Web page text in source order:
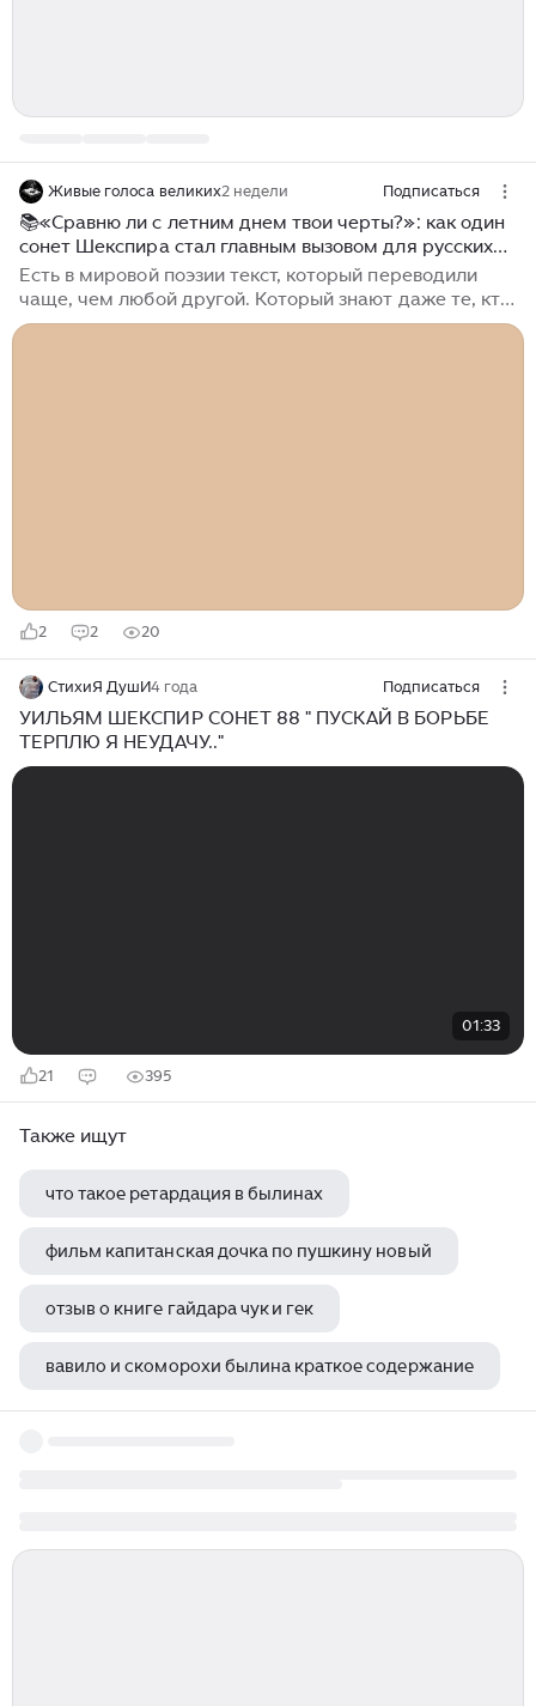
Живые голоса великих2 недели Подписаться
📚«Сравню ли с летним днем твои черты?»: как один
сонет Шекспира стал главным вызовом для русских
поэтов
Есть в мировой поэзии текст, который переводили
чаще, чем любой другой. Который знают даже те, кто
не читал Шекспира. Который стал своеобразным
2 2 20
СтихиЯ ДушИ4 года Подписаться
УИЛЬЯМ ШЕКСПИР СОНЕТ 88 " ПУСКАЙ В БОРЬБЕ
ТЕРПЛЮ Я НЕУДАЧУ.."
01:33
21 395
Также ищут
что такое ретардация в былинах
фильм капитанская дочка по пушкину новый
отзыв о книге гайдара чук и гек
вавило и скоморохи былина краткое содержание